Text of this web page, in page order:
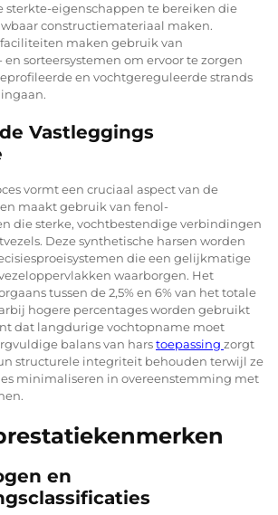
eigenschappen te bereiken die
constructiemateriaal maken.
maken gebruik van
en sorteersystemen om ervoor te zorgen
en vochtgereguleerde strands
Vastleggings
vormt een cruciaal aspect van de
maakt gebruik van fenol-
die sterke, vochtbestendige verbindingen
Deze synthetische harsen worden
die een gelijkmatige
waarborgen. Het
tussen de 2,5% en 6% van het totale
hogere percentages worden gebruikt
dat langdurige vochtopname moet
balans van harstoepassing zorgt
structurele integriteit behouden terwijl ze
minimaliseren in overeenstemming met
en